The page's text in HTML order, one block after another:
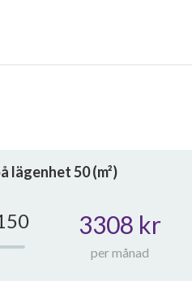
lägenhet50(m²)
3308 kr
per månad